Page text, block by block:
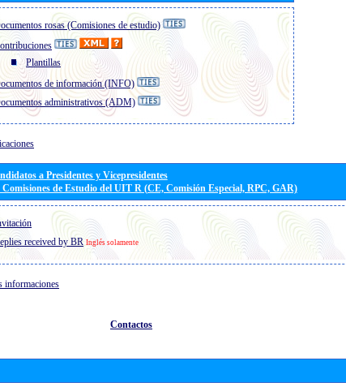
rosas (Comisiones de estudio)
Plantillas
de información (INFO)
administrativos (ADM)
a Presidentes y Vicepresidentes
Comisiones de Estudio del UIT R (CE, Comisión Especial, RPC, GAR)
received by BR Inglés solamente
informaciones
Contactos